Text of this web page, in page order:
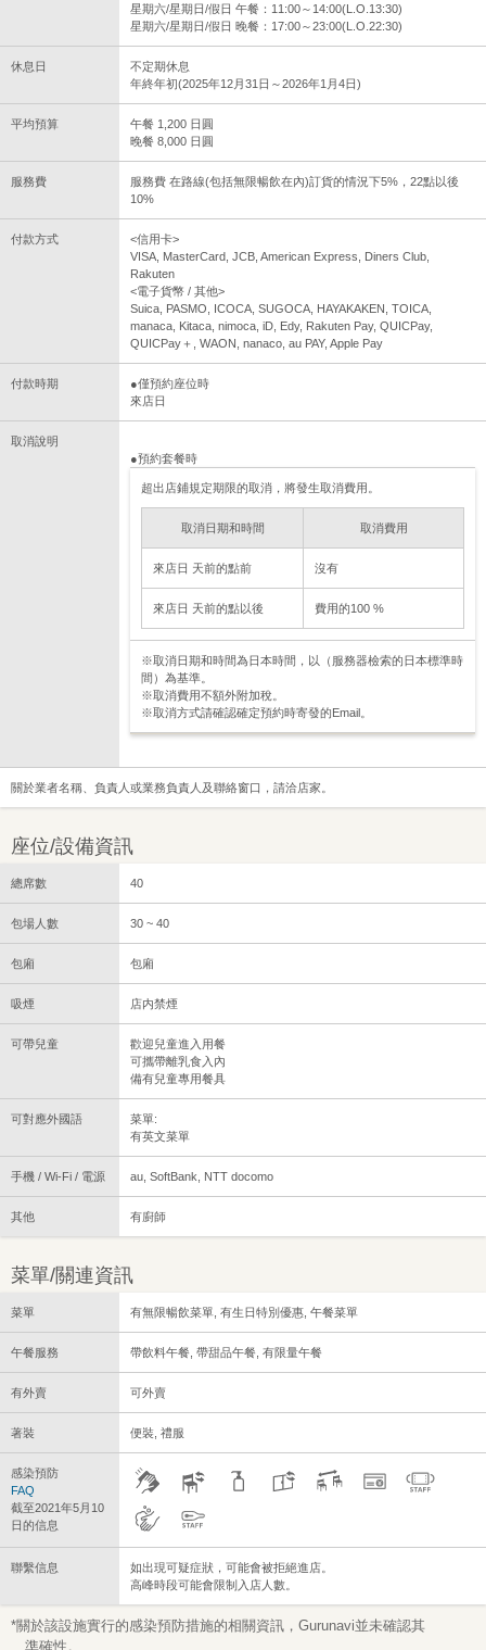
星期六/星期日/假日 午餐：11:00～14:00(L.O.13:30)
星期六/星期日/假日 晚餐：17:00～23:00(L.O.22:30)
休息日
不定期休息
年終年初(2025年12月31日～2026年1月4日)
平均預算
午餐 1,200 日圓
晚餐 8,000 日圓
服務費
服務費 在路線(包括無限暢飲在內)訂貨的情況下5%，22點以後
10%
付款方式
<信用卡>
VISA, MasterCard, JCB, American Express, Diners Club,
Rakuten
<電子貨幣 / 其他>
Suica, PASMO, ICOCA, SUGOCA, HAYAKAKEN, TOICA,
manaca, Kitaca, nimoca, iD, Edy, Rakuten Pay, QUICPay,
QUICPay＋, WAON, nanaco, au PAY, Apple Pay
付款時期
●僅預約座位時
來店日
取消說明
●預約套餐時
超出店鋪規定期限的取消，將發生取消費用。
取消日期和時間 取消費用
來店日 天前的點前 沒有
來店日 天前的點以後 費用的100 %
※取消日期和時間為日本時間，以（服務器檢索的日本標準時
間）為基準。
※取消費用不額外附加稅。
※取消方式請確認確定預約時寄發的Email。
關於業者名稱、負責人或業務負責人及聯絡窗口，請洽店家。
座位/設備資訊
總席數 40
包場人數 30 ~ 40
包廂 包廂
吸煙 店内禁煙
可帶兒童
歡迎兒童進入用餐
可攜帶離乳食入內
備有兒童專用餐具
可對應外國語
菜單:
有英文菜單
手機 / Wi-Fi / 電源 au, SoftBank, NTT docomo
其他 有廚師
菜單/關連資訊
菜單 有無限暢飲菜單, 有生日特別優惠, 午餐菜單
午餐服務 帶飲料午餐, 帶甜品午餐, 有限量午餐
有外賣 可外賣
著裝 便裝, 禮服
感染預防
FAQ
截至2021年5月10
日的信息
聯繫信息
如出現可疑症狀，可能會被拒絕進店。
高峰時段可能會限制入店人數。
*關於該設施實行的感染預防措施的相關資訊，Gurunavi並未確認其
準確性。